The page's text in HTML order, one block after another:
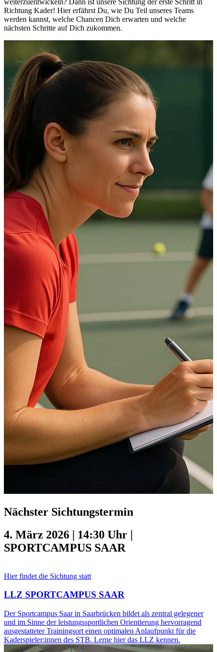
Richtung Kader! Hier erfährst Du, wie Du Teil unseres Teams
werden kannst, welche Chancen Dich erwarten und welche
nächsten Schritte auf Dich zukommen.
Nächster Sichtungstermin
4. März 2026 | 14:30 Uhr |
SPORTCAMPUS SAAR
Hier findet die Sichtung statt
LLZ SPORTCAMPUS SAAR
Der Sportcampus Saar in Saarbrücken bildet als zentral gelegener
und im Sinne der leistungssportlichen Orientierung hervorragend
ausgestatteter Trainingsort einen optimalen Anlaufpunkt für die
Kaderspieler:innen des STB. Lerne hier das LLZ kennen.